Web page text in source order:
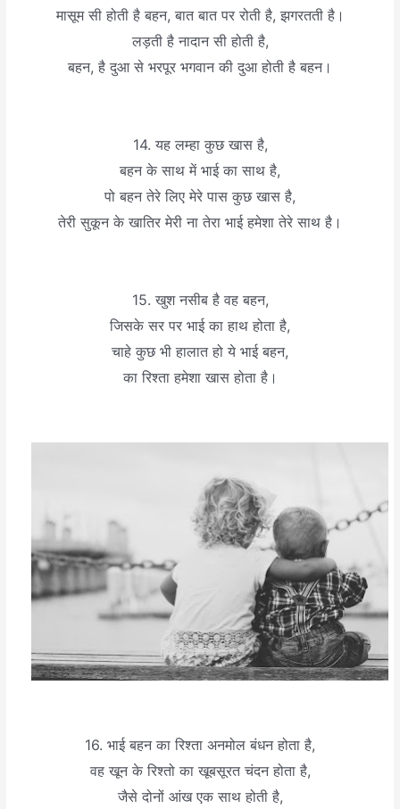
मासूम सी होती है बहन, बात बात पर रोती है, झगरतती है।
लड़ती है नादान सी होती है,
बहन, है दुआ से भरपूर भगवान की दुआ होती है बहन।
14. यह लम्हा कुछ खास है,
बहन के साथ में भाई का साथ है,
पो बहन तेरे लिए मेरे पास कुछ खास है,
तेरी सुकून के खातिर मेरी ना तेरा भाई हमेशा तेरे साथ है।
15. खुश नसीब है वह बहन,
जिसके सर पर भाई का हाथ होता है,
चाहे कुछ भी हालात हो ये भाई बहन,
का रिश्ता हमेशा खास होता है।
16. भाई बहन का रिश्ता अनमोल बंधन होता है,
वह खून के रिश्तो का खूबसूरत चंदन होता है,
जैसे दोनों आंख एक साथ होती है,